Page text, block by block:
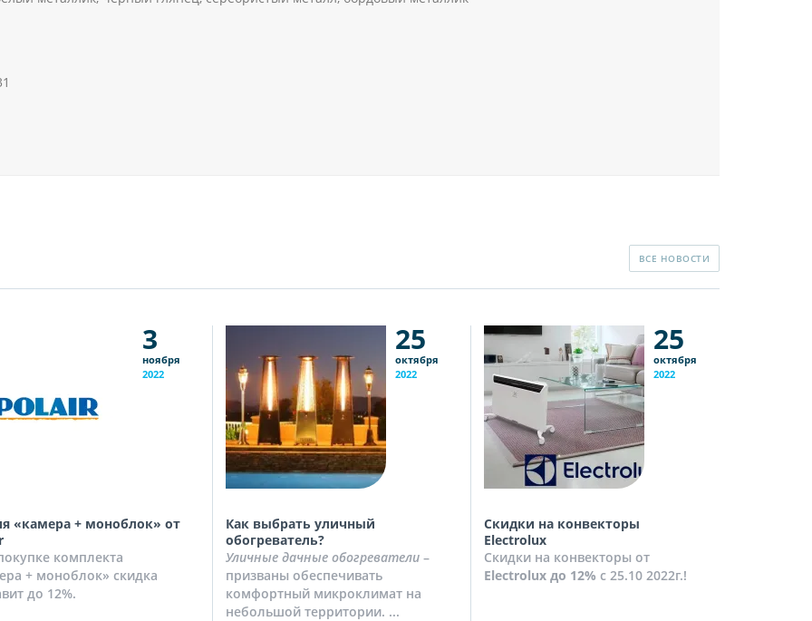
ВСЕ НОВОСТИ
3
ноября
2022
«камера + моноблок» от
комплекта
+ моноблок» скидка
до 12%.
25
октября
2022
Как выбрать уличный
обогреватель?
Уличные дачные обогреватели –
призваны обеспечивать
комфортный микроклимат на
небольшой территории. ...
25
октября
2022
Скидки на конвекторы
Electrolux
Скидки на конвекторы от
Electrolux до 12% с 25.10 2022г.!